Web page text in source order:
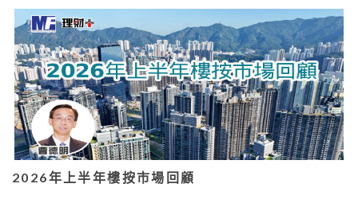
2026年上半年樓按市場回顧